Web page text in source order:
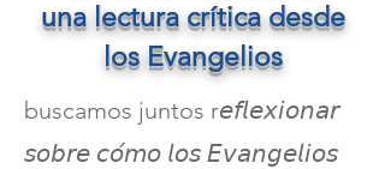
una lectura crítica desde
los Evangelios
buscamos juntos r𝘦𝘧𝘭𝘦𝘹𝘪𝘰𝘯𝘢𝘳
𝘴𝘰𝘣𝘳𝘦 𝘤𝘰́𝘮𝘰 𝘭𝘰𝘴 𝘌𝘷𝘢𝘯𝘨𝘦𝘭𝘪𝘰𝘴